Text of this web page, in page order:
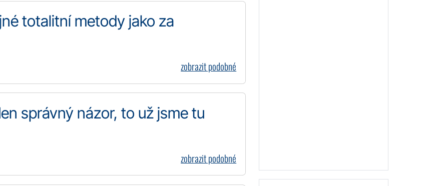
totalitní metody jako za
zobrazit podobné
správný názor, to už jsme tu
zobrazit podobné